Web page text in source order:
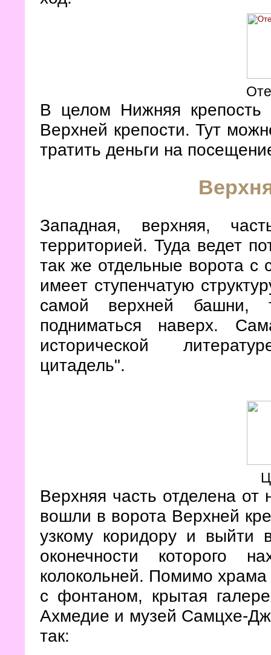
В целом Нижняя
Верхней крепости. Тут
тратить деньги на
Западная, верхняя,
территорией. Туда ведет
так же отдельные ворота с
имеет ступенчатую
самой верхней
подниматься наверх.
исторической
цитадель".
Верхняя часть отделена
вошли в ворота Верхней
узкому коридору и выйти
оконечности которого
колокольней. Помимо храма
с фонтаном, крытая
Ахмедие и музей Самцхе-
так: